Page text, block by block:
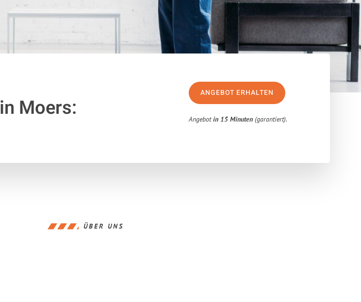
in Moers:
ANGEBOT ERHALTEN
Angebotin 15 Minuten (garantiert).
ÜBER UNS